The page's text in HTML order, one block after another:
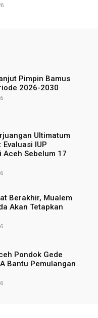
Pimpin Bamus
2026-2030
Ultimatum
Evaluasi IUP
Aceh Sebelum 17
Berakhir, Mualem
Akan Tetapkan
Pondok Gede
Bantu Pemulangan